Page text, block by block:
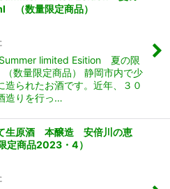
数量限定商品）
limited Esition 夏の限
量限定商品） 静岡市内で少
造られたお酒です。近年、３０
造りを行っ…
生原酒 本醸造 安倍川の恵
商品2023・4）